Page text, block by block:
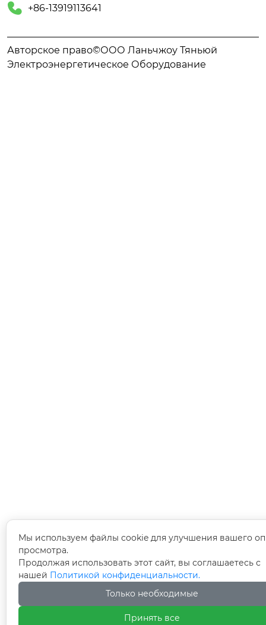
 +86-13919113641
Авторское право©ООО Ланьчжоу Тяньюй
Электроэнергетическое Оборудование
Мы используем файлы cookie для улучшения вашего
просмотра.
Продолжая использовать этот сайт, вы соглашаетесь с
нашей Политикой конфиденциальности.
Только необходимые
Принять все